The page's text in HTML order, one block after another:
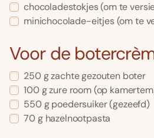
chocoladestokjes(om te
minichocolade-eitjes(om te
Voor de
250 gzachte gezouten boter
100 gzure room(op
550 g poedersuiker(gezeefd)
70 g hazelnootpasta